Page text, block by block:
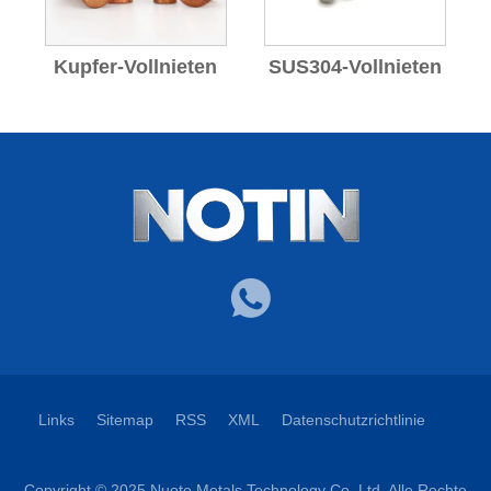
Kupfer-Vollnieten SUS304-Vollnieten
Links Sitemap RSS XML Datenschutzrichtlinie